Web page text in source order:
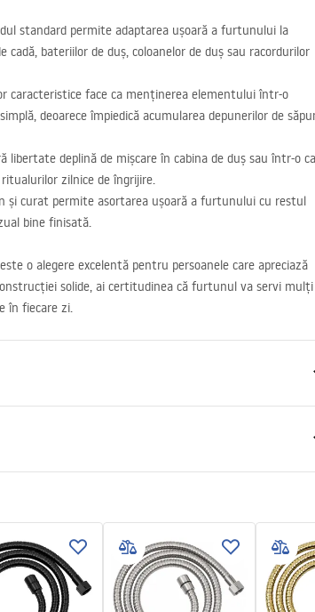
standard permite adaptarea ușoară a furtunului la
cadă, bateriilor de duș, coloanelor de duș sau racordurilor
caracteristice face ca menținerea elementului într-o
deoarece împiedică acumularea depunerilor de
libertate deplină de mișcare în cabina de duș sau într-o
zilnice de îngrijire.
și curat permite asortarea ușoară a furtunului cu restul
bine finisată.
este o alegere excelentă pentru persoanele care apreciază
solide, ai certitudinea că furtunul va servi mulți
în fiecare zi.
alama, PVC, rubber
Warranty_Terms_and_Conditions_
Accessories_-_24.pdf